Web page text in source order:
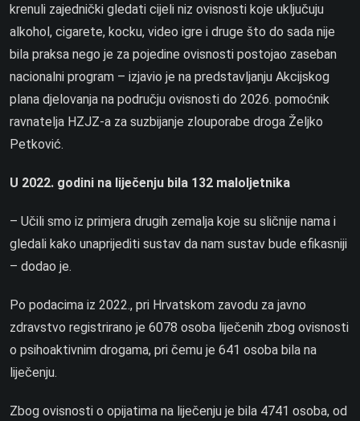
krenuli zajednički gledati cijeli niz ovisnosti koje uključuju
alkohol, cigarete, kocku, video igre i druge što do sada nije
bila praksa nego je za pojedine ovisnosti postojao zaseban
nacionalni program – izjavio je na predstavljanju Akcijskog
plana djelovanja na području ovisnosti do 2026. pomoćnik
ravnatelja HZJZ-a za suzbijanje zlouporabe droga Željko
Petković.
U 2022. godini na liječenju bila 132 maloljetnika
– Učili smo iz primjera drugih zemalja koje su sličnije nama i
gledali kako unaprijediti sustav da nam sustav bude efikasniji
– dodao je.
Po podacima iz 2022., pri Hrvatskom zavodu za javno
zdravstvo registrirano je 6078 osoba liječenih zbog ovisnosti
o psihoaktivnim drogama, pri čemu je 641 osoba bila na
liječenju.
Zbog ovisnosti o opijatima na liječenju je bila 4741 osoba, od